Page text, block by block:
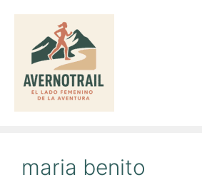
contenido
maria benito